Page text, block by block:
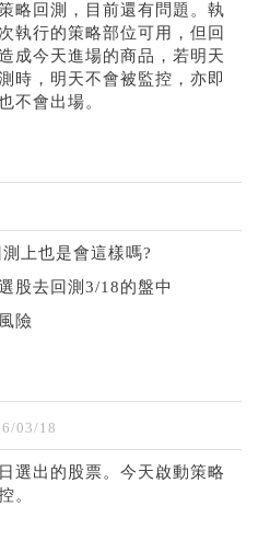
略回測，目前還有問題。執
執行的策略部位可用，但回
成今天進場的商品，若明天
時，明天不會被監控，亦即
不會出場。
上也是會這樣嗎?
股去回測3/18的盤中
險
03/18
選出的股票。今天啟動策略
。